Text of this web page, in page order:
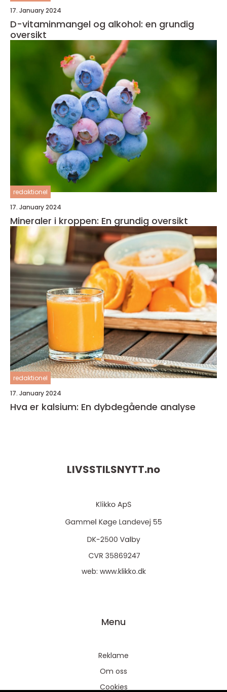
17. January 2024
D-vitaminmangel og alkohol: en grundig
oversikt
redaktionel
17. January 2024
Mineraler i kroppen: En grundig oversikt
redaktionel
17. January 2024
Hva er kalsium: En dybdegående analyse
LIVSSTILSNYTT.no
web: www.klikko.dk
Menu
Reklame
Om oss
Cookies